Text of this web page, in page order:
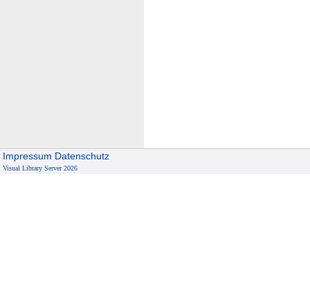
Impressum Datenschutz
Visual Library Server 2026